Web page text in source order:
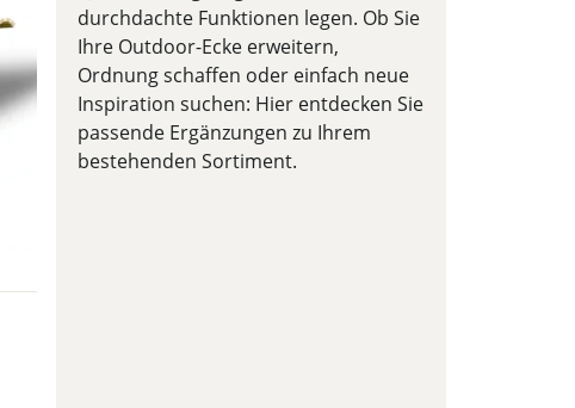
durchdachte Funktionen legen. Ob Sie
Ihre Outdoor-Ecke erweitern,
Ordnung schaffen oder einfach neue
Inspiration suchen: Hier entdecken Sie
passende Ergänzungen zu Ihrem
bestehenden Sortiment.